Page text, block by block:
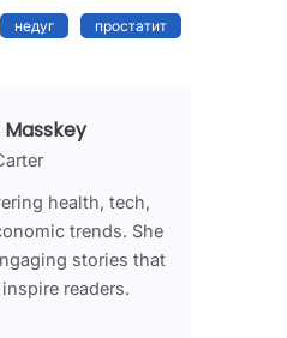
недуг простатит
Masskey
health, tech,
trends. She
stories that
readers.